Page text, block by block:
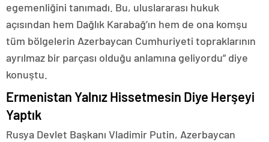
egemenliğini tanımadı. Bu, uluslararası hukuk
açısından hem Dağlık Karabağ’ın hem de ona komşu
tüm bölgelerin Azerbaycan Cumhuriyeti topraklarının
ayrılmaz bir parçası olduğu anlamına geliyordu” diye
konuştu.
Ermenistan Yalnız Hissetmesin Diye Herşeyi
Yaptık
Rusya Devlet Başkanı Vladimir Putin, Azerbaycan